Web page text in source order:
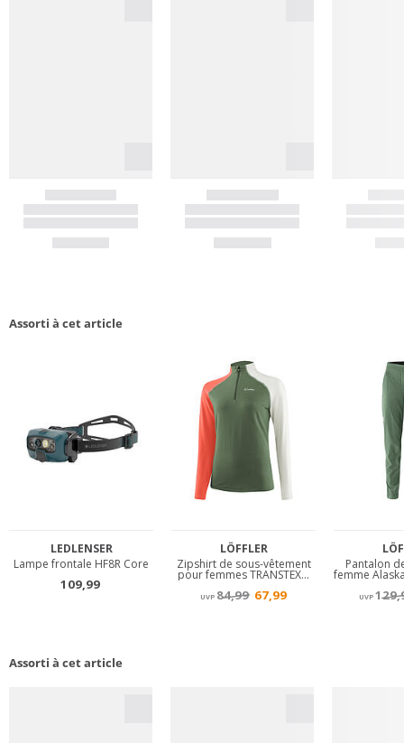
Assorti à cet article
Assorti à cet article